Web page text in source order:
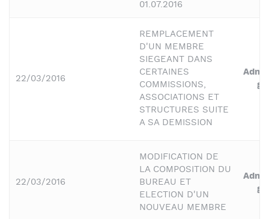
01.07.2016
22/03/2016
REMPLACEMENT
D'UN MEMBRE
SIEGEANT DANS
CERTAINES
COMMISSIONS,
ASSOCIATIONS ET
STRUCTURES SUITE
A SA DEMISSION
22/03/2016
MODIFICATION DE
LA COMPOSITION DU
BUREAU ET
ELECTION D'UN
NOUVEAU MEMBRE